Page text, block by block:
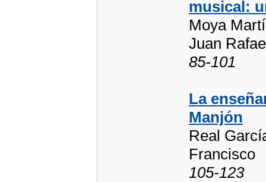
musical:
Moya
Juan
85-101
La
Manjón
Real
Francisco
105-123